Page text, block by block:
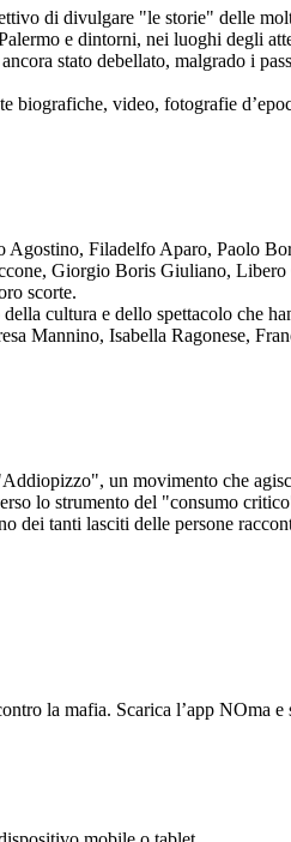
di divulgare "le storie" delle
e dintorni, nei luoghi degli
stato debellato, malgrado i
biografiche, video, fotografie
Agostino, Filadelfo Aparo, Paolo
Giorgio Boris Giuliano,
scorte.
cultura e dello spettacolo che
Mannino, Isabella Ragonese,
un movimento che
lo strumento del "consumo
tanti lasciti delle persone
la mafia. Scarica l’app NOma